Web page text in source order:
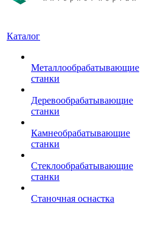
Каталог
Металлообрабатывающие
станки
Деревообрабатывающие
станки
Камнеобрабатывающие
станки
Стеклообрабатывающие
станки
Станочная оснастка